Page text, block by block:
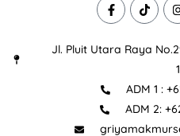
F
a
e
b
k
T
i
t
o
I
t
Jl. Pluit Utara Raya
ADM 1 :
ADM 2: